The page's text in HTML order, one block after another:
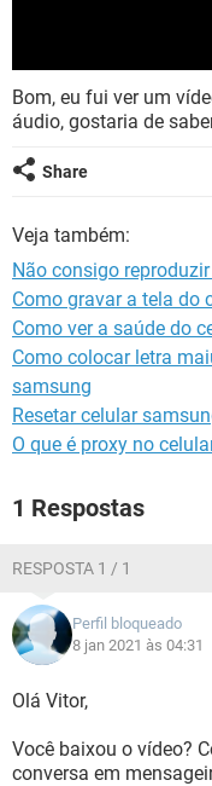
Bom, eu fui ver um
áudio, gostaria de
Share
Veja também:
Não consigo
Como gravar a tela do
Como ver a saúde do
Como colocar letra
samsung
Resetar celular
O que é proxy no
1 Respostas
RESPOSTA 1 / 1
Perfil bloqueado
8 jan 2021 às 04:31
Olá Vitor,
Você baixou o vídeo?
conversa em